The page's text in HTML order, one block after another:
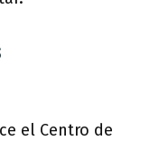
el Centro de